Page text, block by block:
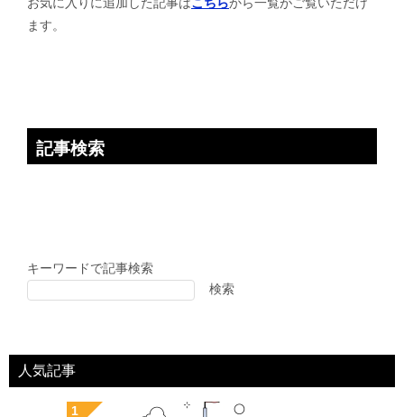
ます。
記事検索
キーワードで記事検索
検索
人気記事